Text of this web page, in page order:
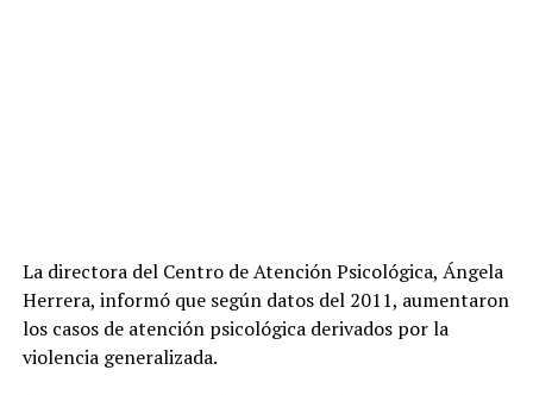
La directora del Centro de Atención Psicológica, Ángela
Herrera, informó que según datos del 2011, aumentaron
los casos de atención psicológica derivados por la
violencia generalizada.